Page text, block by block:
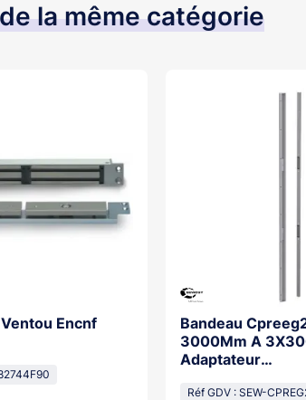
la même catégorie
Encnf
Bandeau
3000Mm A
Adaptateur
Réf GDV : SEW-